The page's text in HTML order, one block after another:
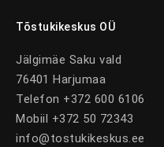
Tõstukikeskus OÜ
Jälgimäe Saku vald
76401 Harjumaa
Telefon +372 600 6106
Mobiil +372 50 72343
info@tostukikeskus.ee